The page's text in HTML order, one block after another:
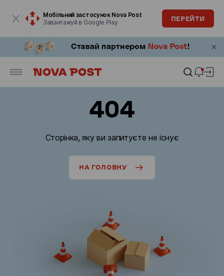
Мобільний застосунок Nova Post
Завантажуй в Google Play
ПЕРЕЙТИ
404
Сторінка, яку ви запитуєте не існує
НА ГОЛОВНУ